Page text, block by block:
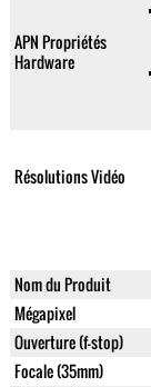
APN Propriétés
Hardware
Résolutions Vidéo
Nom du Produit
Mégapixel
Ouverture (f-stop)
Focale (35mm)